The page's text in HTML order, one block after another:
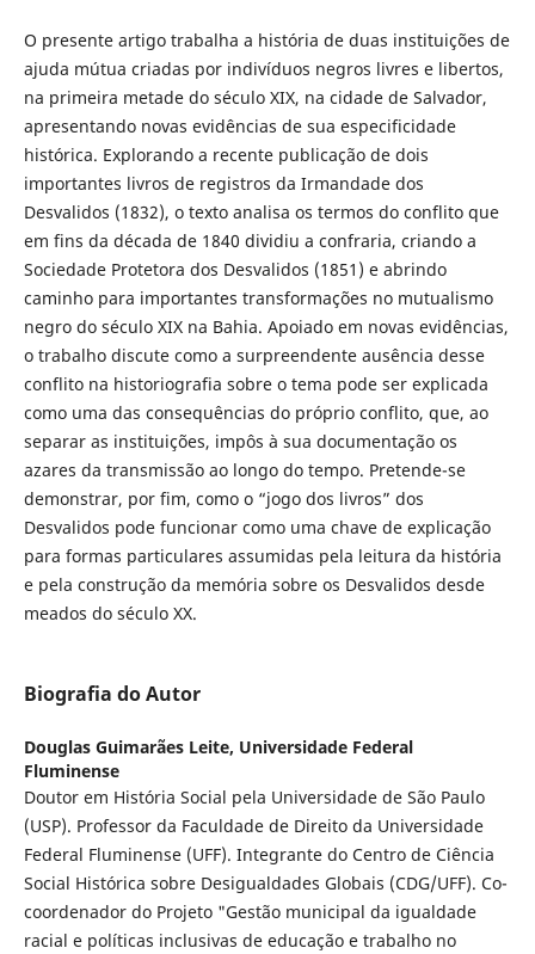
O presente artigo trabalha a história de duas instituições de
ajuda mútua criadas por indivíduos negros livres e libertos,
na primeira metade do século XIX, na cidade de Salvador,
apresentando novas evidências de sua especificidade
histórica. Explorando a recente publicação de dois
importantes livros de registros da Irmandade dos
Desvalidos (1832), o texto analisa os termos do conflito que
em fins da década de 1840 dividiu a confraria, criando a
Sociedade Protetora dos Desvalidos (1851) e abrindo
caminho para importantes transformações no mutualismo
negro do século XIX na Bahia. Apoiado em novas evidências,
o trabalho discute como a surpreendente ausência desse
conflito na historiografia sobre o tema pode ser explicada
como uma das consequências do próprio conflito, que, ao
separar as instituições, impôs à sua documentação os
azares da transmissão ao longo do tempo. Pretende-se
demonstrar, por fim, como o “jogo dos livros” dos
Desvalidos pode funcionar como uma chave de explicação
para formas particulares assumidas pela leitura da história
e pela construção da memória sobre os Desvalidos desde
meados do século XX.
Biografia do Autor
Douglas Guimarães Leite, Universidade Federal
Fluminense
Doutor em História Social pela Universidade de São Paulo
(USP). Professor da Faculdade de Direito da Universidade
Federal Fluminense (UFF). Integrante do Centro de Ciência
Social Histórica sobre Desigualdades Globais (CDG/UFF). Co-
coordenador do Projeto "Gestão municipal da igualdade
racial e políticas inclusivas de educação e trabalho no